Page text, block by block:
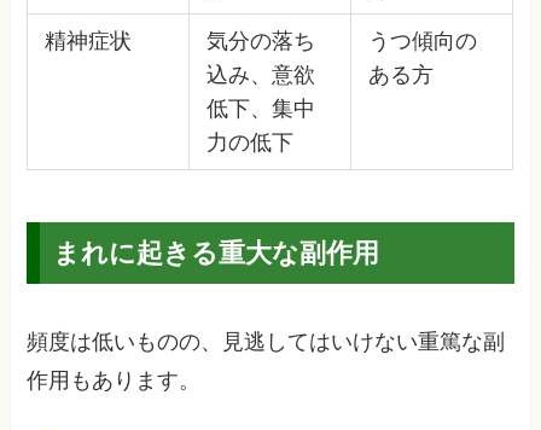
精神症状
気分の落ち
込み、意欲
低下、集中
力の低下
うつ傾向の
ある方
まれに起きる重大な副作用
頻度は低いものの、見逃してはいけない重篤な副
作用もあります。